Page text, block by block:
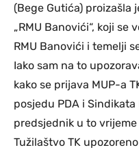
(Bege Gutića) proizašla
„RMU Banovići“, koji se
RMU Banovići i temelji
Iako sam na to
kako se prijava MUP-a
posjedu PDA i
predsjednik u to
Tužilaštvo TK